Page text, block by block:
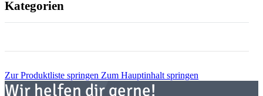
Kategorien
Zur Produktliste springen Zum Hauptinhalt springen
Wir helfen dir gerne!